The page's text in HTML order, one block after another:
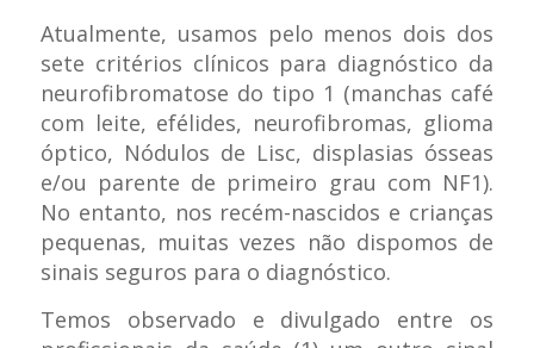
Atualmente, usamos pelo menos dois dos
sete critérios clínicos para diagnóstico da
neurofibromatose do tipo 1 (manchas café
com leite, efélides, neurofibromas, glioma
óptico, Nódulos de Lisc, displasias ósseas
e/ou parente de primeiro grau com NF1).
No entanto, nos recém-nascidos e crianças
pequenas, muitas vezes não dispomos de
sinais seguros para o diagnóstico.
Temos observado e divulgado entre os